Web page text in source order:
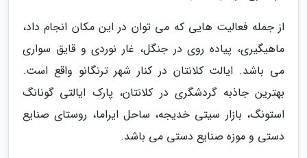
از جمله فعالیت هایی که می توان در این مکان انجام داد،
ماهیگیری، پیاده روی در جنگل، غار نوردی و قایق سواری
می باشد. ایالت کلانتان در کنار شهر ترنگانو واقع است.
بهترین جاذبه گردشگری در کلانتان، پارک ایالتی گونانگ
استونگ، بازار سیتی خدیجه، ساحل ایراما، روستای صنایع
دستی و موزه صنایع دستی می باشد.